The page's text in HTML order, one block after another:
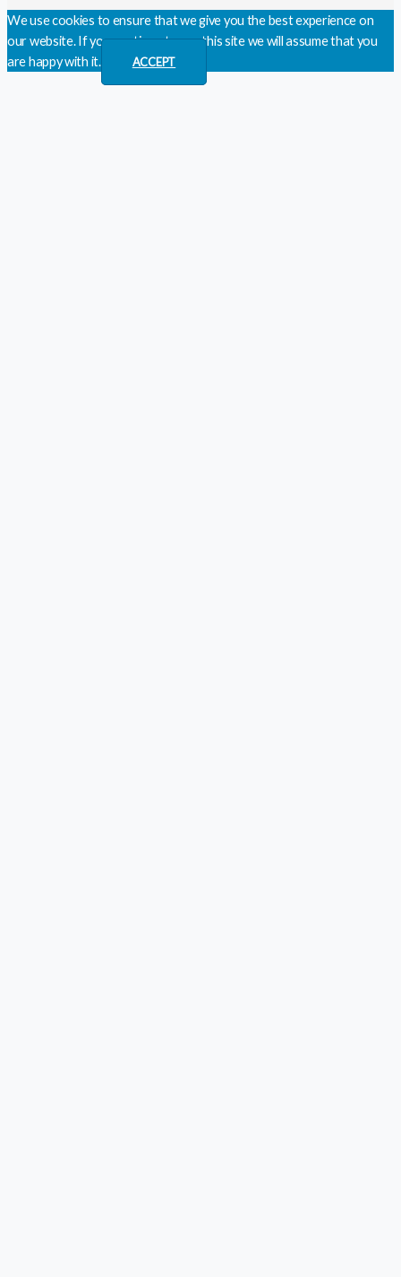
We use cookies to ensure that we give you the best experience on
our website. If you continue to use this site we will assume that you
are happy with it.
ACCEPT